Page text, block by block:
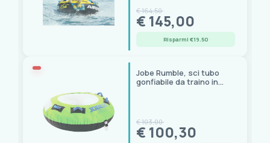
€ 164,50
€ 145,00
Risparmi €19.50
Jobe Rumble, sci tubo
gonfiabile da traino in
€ 103,00
€ 100,30